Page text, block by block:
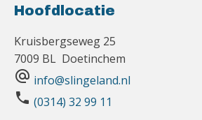
Hoofdlocatie
Kruisbergseweg 25
7009 BL Doetinchem
alternate_email info@slingeland.nl
phone (0314) 32 99 11